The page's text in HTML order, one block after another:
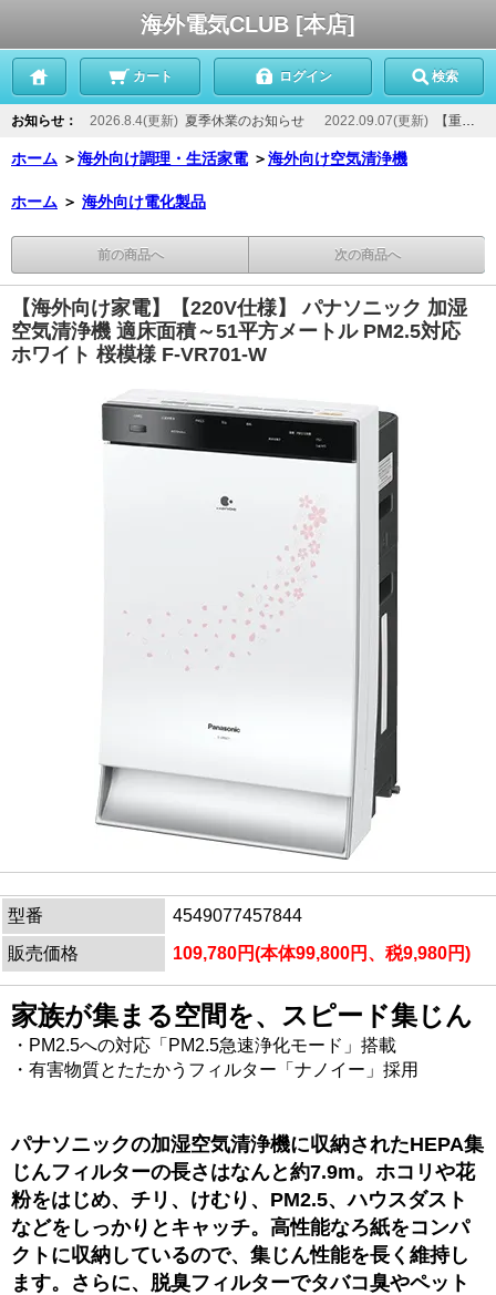
海外電気CLUB [本店]
カート ログイン 検索
お知らせ： 2026.8.4(更新) 夏季休業のお知らせ 2022.09.07(更新) 【重要】当店からのメールが届かないお客様へ
ホーム ＞海外向け調理・生活家電 ＞海外向け空気清浄機
ホーム ＞ 海外向け電化製品
前の商品へ 次の商品へ
【海外向け家電】【220V仕様】 パナソニック 加湿
空気清浄機 適床面積～51平方メートル PM2.5対応
ホワイト 桜模様 F-VR701-W
型番
4549077457844
販売価格
109,780円(本体99,800円、税9,980円)
家族が集まる空間を、スピード集じん
・PM2.5への対応「PM2.5急速浄化モード」搭載
・有害物質とたたかうフィルター「ナノイー」採用
パナソニックの加湿空気清浄機に収納されたHEPA集
じんフィルターの長さはなんと約7.9m。ホコリや花
粉をはじめ、チリ、けむり、PM2.5、ハウスダスト
などをしっかりとキャッチ。高性能なろ紙をコンパ
クトに収納しているので、集じん性能を長く維持し
ます。さらに、脱臭フィルターでタバコ臭やペット